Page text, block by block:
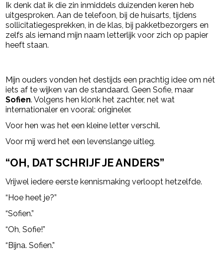
Ik denk dat ik die zin inmiddels duizenden keren heb
uitgesproken. Aan de telefoon, bij de huisarts, tijdens
sollicitatiegesprekken, in de klas, bij pakketbezorgers en
zelfs als iemand mijn naam letterlijk voor zich op papier
heeft staan.
Mijn ouders vonden het destijds een prachtig idee om nét
iets af te wijken van de standaard. Geen Sofie, maar
Sofien. Volgens hen klonk het zachter, net wat
internationaler en vooral: origineler.
Voor hen was het een kleine letter verschil.
Voor mij werd het een levenslange uitleg.
“OH, DAT SCHRIJF JE ANDERS”
Vrijwel iedere eerste kennismaking verloopt hetzelfde.
“Hoe heet je?”
“Sofien.”
“Oh, Sofie!”
“Bijna. Sofien.”